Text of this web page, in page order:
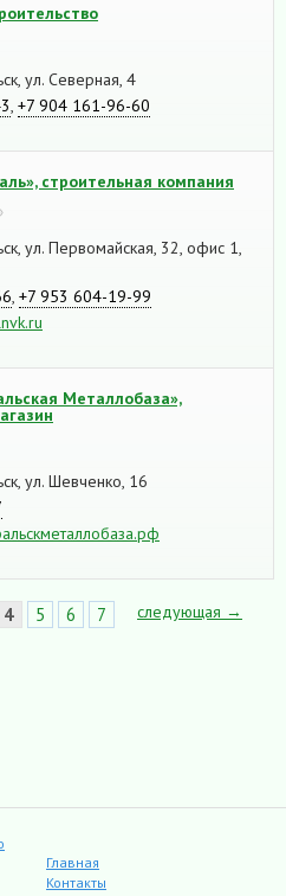
ул. Северная, 4
+7 904 161-96-60
строительная компания
ул. Первомайская, 32, офис 1,
+7 953 604-19-99
Металлобаза»,
ул. Шевченко, 16
4 5 6 7 следующая →
Главная
Контакты